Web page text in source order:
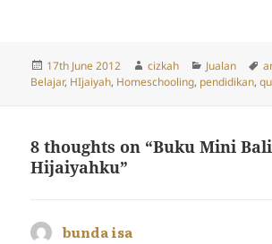
Posted
on
17th June 2012 Author
cizkah Categories
Jualan
Belajar, HIjaiyah, Homeschooling, pendidikan,
8 thoughts on “Buku Mini
Hijaiyahku”
bunda isasays: